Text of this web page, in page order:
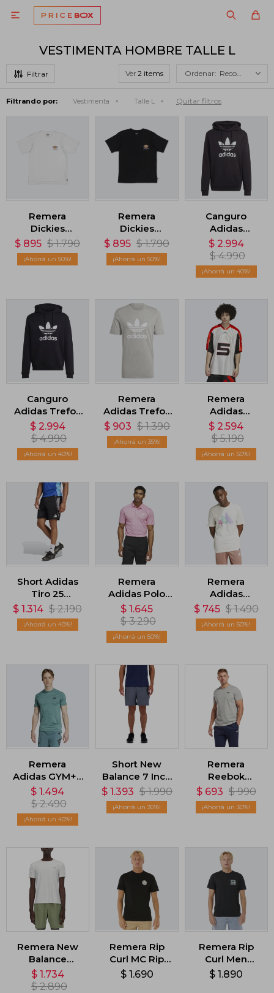

VESTIMENTA HOMBRE TALLE L
Ver Recomendados
Filtrando por: Vestimenta Talle L Quitar filtros
Remera
Dickies
Skateboarding
Logo - Blanco
$ 895 $ 1.790
50
Remera
Dickies
Skateboarding
Logo - Negro
$ 895 $ 1.790
50
Canguro
Adidas
Adicolor
Classics
Trifolio -
Negro
$ 2.994
$ 4.990
40
Canguro
Adidas Trefoil
- Negro
$ 2.994
$ 4.990
40
Remera
Adidas Trefoil
- Gris
$ 903 $ 1.390
35
Remera
Adidas
Anthony
Edwards -
Blanco
$ 2.594
$ 5.190
50
Short Adidas
Tiro 25
Competition -
Negro
$ 1.314 $ 2.190
40
Remera
Adidas Polo
Core Allover
Print - Rosado
$ 1.645
$ 3.290
50
Remera
Adidas
Lounge Ice
Graphic -
Blanco
$ 745 $ 1.490
50
Remera
Adidas GYM+ -
Verde
$ 1.494
$ 2.490
40
Short New
Balance 7 Inch
Brief - Gris
$ 1.393 $ 1.990
30
Remera
Reebok
Identity
Classics - Gris
$ 693 $ 990
30
Remera New
Balance
Athletics -
Blanco
$ 1.734
$ 2.890
Remera Rip
Curl MC Rip
Curl Wettie
$ 1.690
Remera Rip
Curl Men
Hazed &
$ 1.890